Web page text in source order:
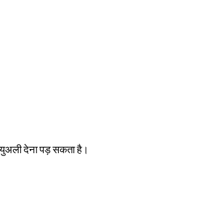
देना पड़ सकता है।